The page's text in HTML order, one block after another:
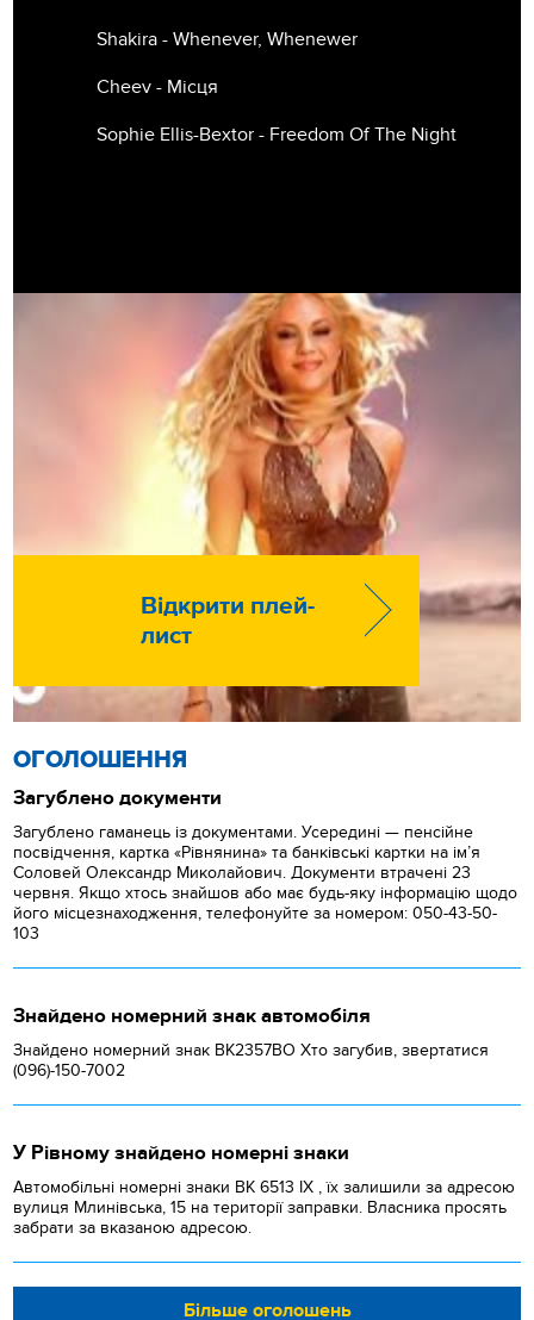
Shakira - Whenever, Whenewer
Cheev - Місця
Sophie Ellis-Bextor - Freedom Of The Night
Відкрити плей-
лист
ОГОЛОШЕННЯ
Загублено документи
Загублено гаманець із документами. Усередині — пенсійне
посвідчення, картка «Рівнянина» та банківські картки на ім’я
Соловей Олександр Миколайович. Документи втрачені 23
червня. Якщо хтось знайшов або має будь-яку інформацію щодо
його місцезнаходження, телефонуйте за номером: 050-43-50-
103
Знайдено номерний знак автомобіля
Знайдено номерний знак ВК2357ВО Хто загубив, звертатися
(096)-150-7002
У Рівному знайдено номерні знаки
Автомобільні номерні знаки BK 6513 IX , їх залишили за адресою
вулиця Млинівська, 15 на території заправки. Власника просять
забрати за вказаною адресою.
Більше оголошень